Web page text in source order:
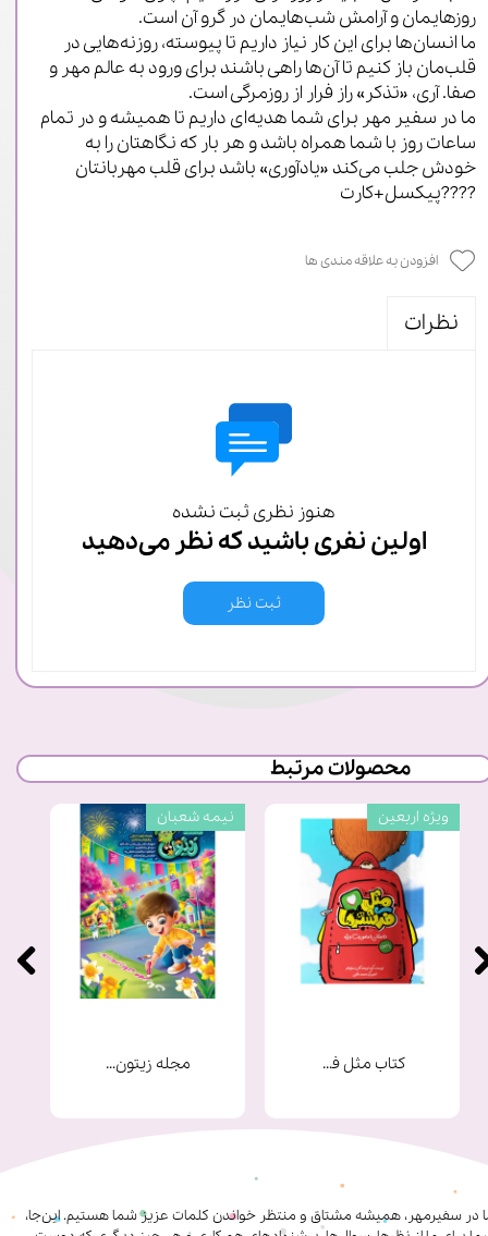
روزهایمان و آرامش شب‌هایمان در گرو آن است.
ما انسان‌ها برای این کار نیاز داریم تا پیوسته، روزنه‌هایی در
قلب‌مان باز کنیم تا آن‌ها راهی باشند برای ورود به عالم مهر و
صفا. آری، «تذکر» راز فرار از روزمرگی است.
ما در سفیر مهر برای شما هدیه‌ای داریم تا همیشه و در تمام
ساعات روز با شما همراه باشد و هر بار که نگاهتان را به
خودش جلب می‌کند «یادآوری» باشد برای قلب مهربانتان
????پیکسل+کارت
افزودن به علاقه مندی ها
نظرات
هنوز نظری ثبت نشده
اولین نفری باشید که نظر می‌دهید
ثبت نظر
محصولات مرتبط
مجله زیتون شماره 9
نیمه شعبان
کتاب مثل فرشته ها
ویژه اربعین
در سفیرمهر، همیشه مشتاق و منتظر خواندن کلمات عزیز شما هستیم. این‌جا،